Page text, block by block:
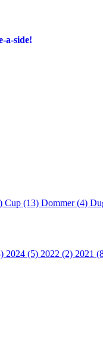
a-side!
Cup (13) Dommer (4)
2024 (5) 2022 (2) 2021